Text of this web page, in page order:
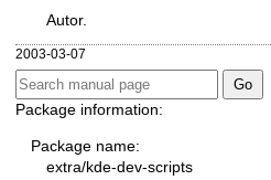
Autor.
2003-03-07
Package information:
Package name:
extra/kde-dev-scripts